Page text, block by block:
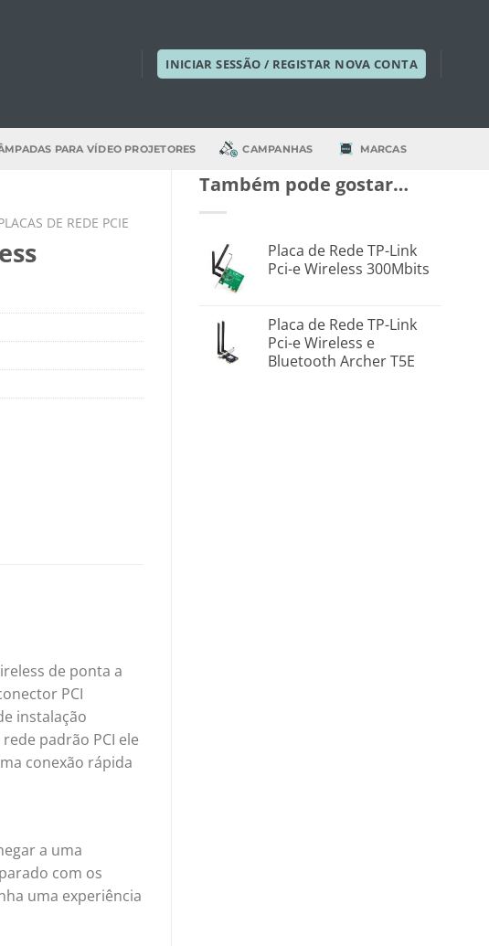
INICIAR SESSÃO / REGISTAR NOVA CONTA
PARA VÍDEO PROJETORES CAMPANHAS MARCAS
Também pode gostar…
Placa de Rede TP-Link
Pci-e Wireless 300Mbits
Placa de Rede TP-Link
Pci-e Wireless e
Bluetooth Archer T5E
DE REDE PCIE
de ponta a
PCI
instalação
padrão PCI ele
conexão rápida
a uma
com os
uma experiência